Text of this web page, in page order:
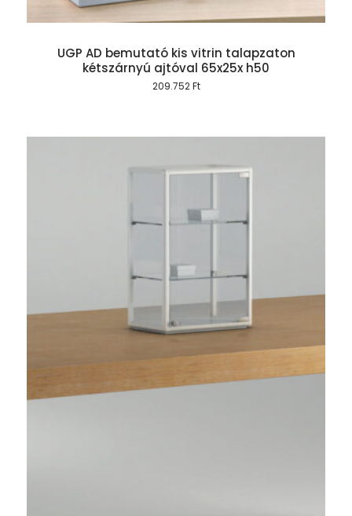
UGP AD bemutató kis vitrin talapzaton
kétszárnyú ajtóval 65x25x h50
209.752Ft